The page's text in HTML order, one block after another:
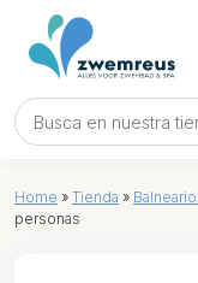
Home » Tienda »
personas